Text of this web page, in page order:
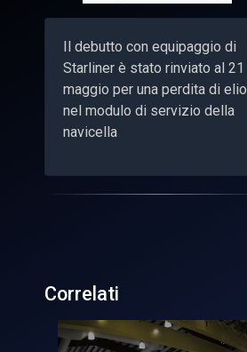
Il debutto con equipaggio di
Starliner è stato rinviato al 21
maggio per una perdita di elio
nel modulo di servizio della
navicella
Correlati